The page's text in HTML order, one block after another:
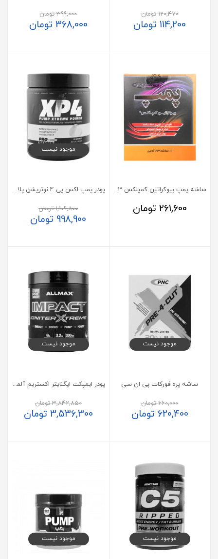
120,470تومان
114,200 تومان
399,000تومان
368,000 تومان
ساشه پمپ بیوکراتین کمپلکس 23 گرمی پی ان سی 12 عدد
261,600 تومان
موجود نیست
پودر پمپ اکس پی 4 نوتریشن پلاس
1,109,800تومان
998,900 تومان
موجود نیست
ساشه پره فورکات پی ان سی
660,000تومان
620,400 تومان
موجود نیست
پودر ایمپکت ایگنایتر اکستریم آلمکس
3,842,850تومان
3,536,300 تومان
موجود نیست موجود نیست